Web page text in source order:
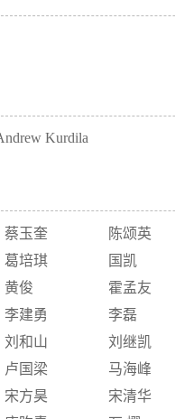
Kurdila
蔡玉奎
陈颂英
葛培琪
国凯
黄俊
霍孟友
李建勇
李磊
刘和山
刘继凯
卢国梁
马海峰
宋方昊
宋清华